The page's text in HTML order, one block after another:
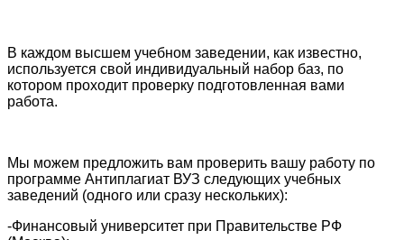
В каждом высшем учебном заведении, как известно,
используется свой индивидуальный набор баз, по
котором проходит проверку подготовленная вами
работа.
Мы можем предложить вам проверить вашу работу по
программе Антиплагиат ВУЗ следующих учебных
заведений (одного или сразу нескольких):
-Финансовый университет при Правительстве РФ